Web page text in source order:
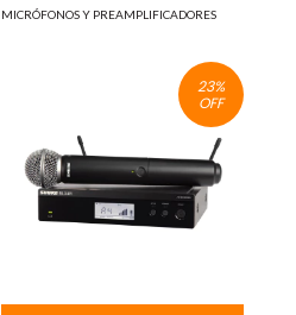
MICRÓFONOS Y PREAMPLIFICADORES
23%
OFF